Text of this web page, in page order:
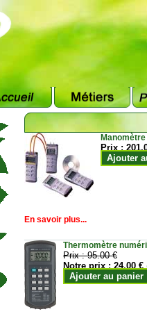
Prix :
Ajouter
En savoir plus...
Thermomètre
Prix :95.00 €
Notre prix :24.00 €
Ajouter au panier